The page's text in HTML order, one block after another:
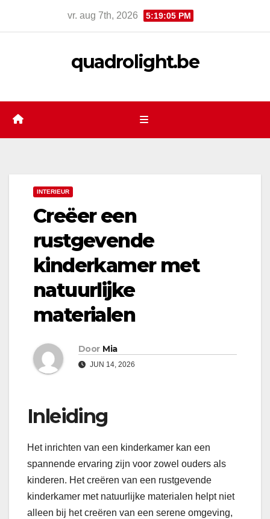
vr. aug 7th, 2026 5:19:06 PM
quadrolight.be
INTERIEUR
Creëer een
rustgevende
kinderkamer met
natuurlijke
materialen
Door Mia
JUN 14, 2026
Inleiding
Het inrichten van een kinderkamer kan een
spannende ervaring zijn voor zowel ouders als
kinderen. Het creëren van een rustgevende
kinderkamer met natuurlijke materialen helpt niet
alleen bij het creëren van een serene omgeving,